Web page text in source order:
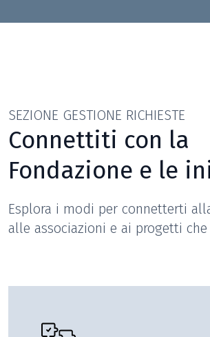
SEZIONE GESTIONE RICHIESTE
Connettiti con la
Fondazione e le
Esplora i modi per connetterti
alle associazioni e ai progetti